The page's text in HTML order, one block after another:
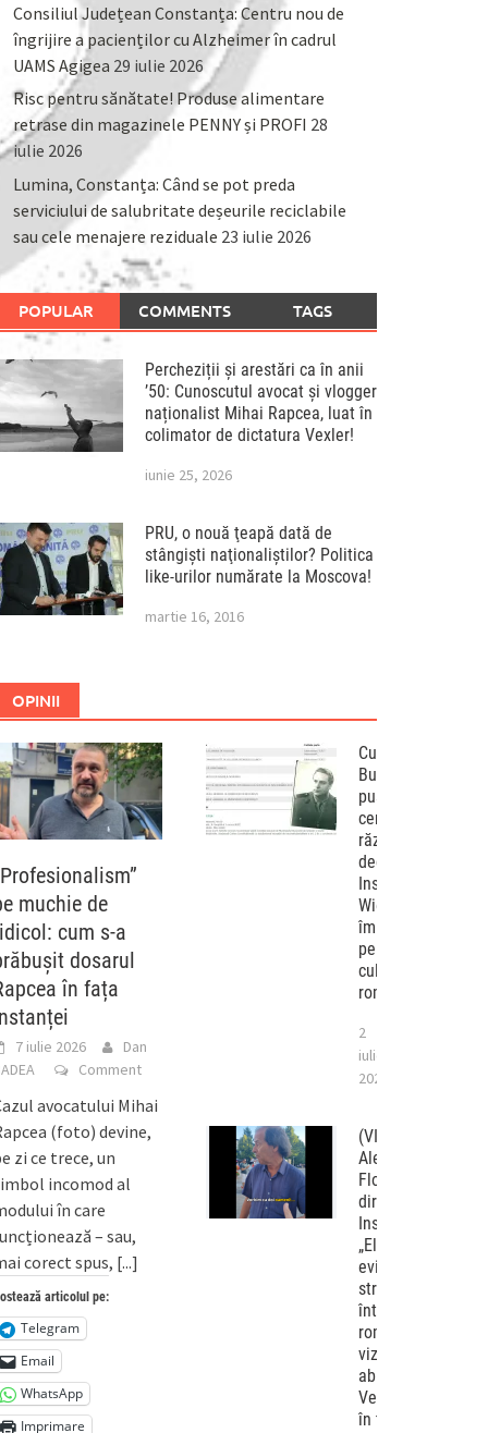
Consiliul Județean Constanța: Centru nou de
îngrijire a pacienților cu Alzheimer în cadrul
UAMS Agigea 29 iulie 2026
Risc pentru sănătate! Produse alimentare
retrase din magazinele PENNY și PROFI 28
iulie 2026
Lumina, Constanța: Când se pot preda
serviciului de salubritate deșeurile reciclabile
sau cele menajere reziduale 23 iulie 2026
POPULAR COMMENTS TAGS
Percheziții și arestări ca în anii
’50: Cunoscutul avocat și vlogger
naționalist Mihai Rapcea, luat în
colimator de dictatura Vexler!
iunie 25, 2026
PRU, o nouă ţeapă dată de
stângişti naţionaliştilor? Politica
like-urilor numărate la Moscova!
martie 16, 2016
OPINII
muchie de
cum s-a
dosarul
în fața
7 iulie 2026
Dan
Comment
avocatului Mihai
(foto) devine,
zi ce trece, un
incomod al
în care
– sau,
corect spus, [...]
articolul pe:
Telegram
Email
WhatsApp
Imprimare
Curtea de Apel
București a
pus capac
cenzurii
războiului
declarat de
Institutul „Elie
Wiesel”
împotriva
personalităților
culturii
românești
2
iulie
2026
(VIDEO)
Alexandru
Florian,
directorul
Institutului
„Elie Wiesel”,
evită pe
stradă
întrebările
românlor
vizați de
abuziva lege
Vexler chiar
în timp ce